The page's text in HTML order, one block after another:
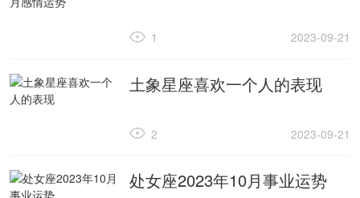
2023-09-21
1
土象星座喜欢一个人的表现
2023-09-21
2
处女座2023年10月事业运势